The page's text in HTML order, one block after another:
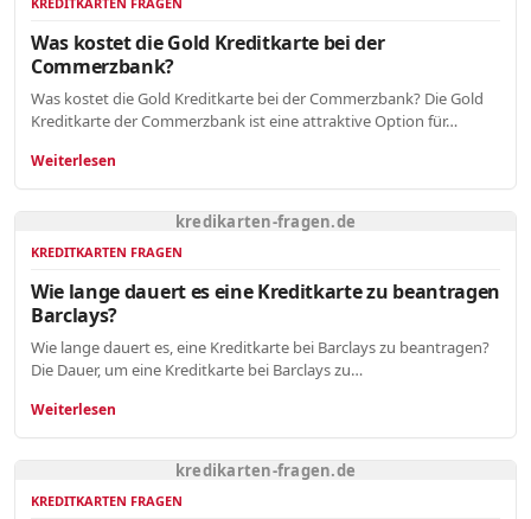
Was kostet die Gold Kreditkarte bei der
Commerzbank?
Was kostet die Gold Kreditkarte bei der Commerzbank? Die Gold
Kreditkarte der Commerzbank ist eine attraktive Option für…
Weiterlesen
kredikarten-fragen.de
KREDITKARTEN FRAGEN
Wie lange dauert es eine Kreditkarte zu beantragen
Barclays?
Wie lange dauert es, eine Kreditkarte bei Barclays zu beantragen?
Die Dauer, um eine Kreditkarte bei Barclays zu…
Weiterlesen
kredikarten-fragen.de
KREDITKARTEN FRAGEN